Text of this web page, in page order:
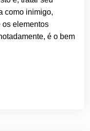
como inimigo,
os elementos
é o bem